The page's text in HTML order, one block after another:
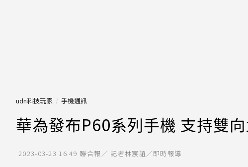
udn科技玩家 手機通訊
華為發布P60系列手機 支持雙
2023-03-23 16:49 聯合報／ 記者林宸誼／即時報導